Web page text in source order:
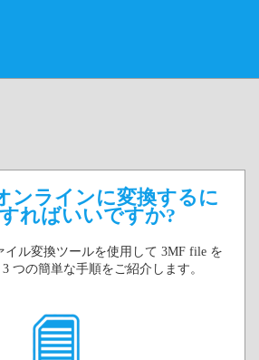
ンラインに変換するに
ればいいですか?
イル変換ツールを使用して 3MF file を
つの簡単な手順をご紹介します。